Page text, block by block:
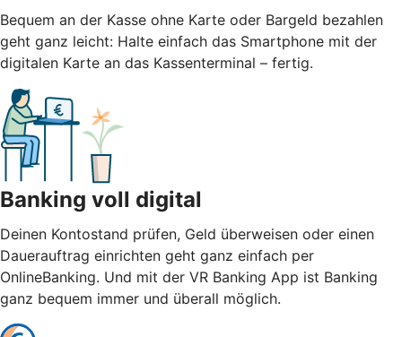
Bequem an der Kasse ohne Karte oder Bargeld bezahlen
geht ganz leicht: Halte einfach das Smartphone mit der
digitalen Karte an das Kassenterminal – fertig.
Banking voll digital
Deinen Kontostand prüfen, Geld überweisen oder einen
Dauerauftrag einrichten geht ganz einfach per
OnlineBanking. Und mit der VR Banking App ist Banking
ganz bequem immer und überall möglich.